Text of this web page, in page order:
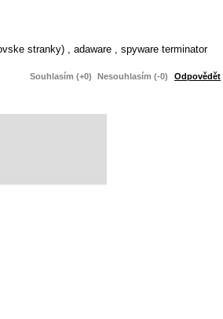
stranky) , adaware , spyware terminator
Souhlasím (+0) Nesouhlasím (-0) Odpovědět